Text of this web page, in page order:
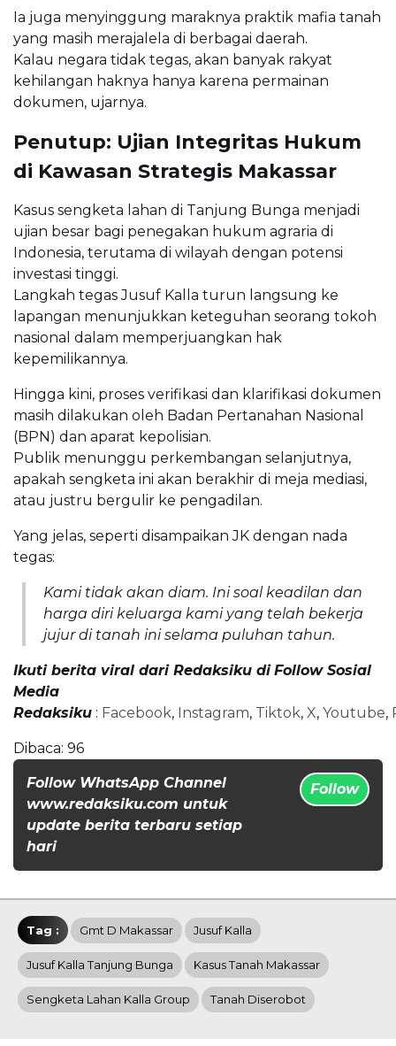
Ia juga menyinggung maraknya praktik mafia tanah
yang masih merajalela di berbagai daerah.
Kalau negara tidak tegas, akan banyak rakyat
kehilangan haknya hanya karena permainan
dokumen, ujarnya.
Penutup: Ujian Integritas Hukum
di Kawasan Strategis Makassar
Kasus sengketa lahan di Tanjung Bunga menjadi
ujian besar bagi penegakan hukum agraria di
Indonesia, terutama di wilayah dengan potensi
investasi tinggi.
Langkah tegas Jusuf Kalla turun langsung ke
lapangan menunjukkan keteguhan seorang tokoh
nasional dalam memperjuangkan hak
kepemilikannya.
Hingga kini, proses verifikasi dan klarifikasi dokumen
masih dilakukan oleh Badan Pertanahan Nasional
(BPN) dan aparat kepolisian.
Publik menunggu perkembangan selanjutnya,
apakah sengketa ini akan berakhir di meja mediasi,
atau justru bergulir ke pengadilan.
Yang jelas, seperti disampaikan JK dengan nada
tegas:
Kami tidak akan diam. Ini soal keadilan dan
harga diri keluarga kami yang telah bekerja
jujur di tanah ini selama puluhan tahun.
Ikuti berita viral dari Redaksiku di Follow Sosial
Media
Redaksiku : Facebook, Instagram, Tiktok, X, Youtube,
Dibaca: 96
Follow WhatsApp Channel
www.redaksiku.com untuk
update berita terbaru setiap
hari
Follow
Tag : Gmt D Makassar Jusuf Kalla
Jusuf Kalla Tanjung Bunga Kasus Tanah Makassar
Sengketa Lahan Kalla Group Tanah Diserobot